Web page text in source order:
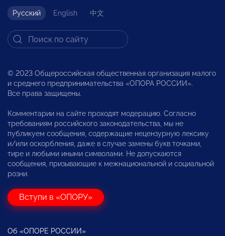
Русский English 中文
© 2023 Общероссийская общественная организация малого
и среднего предпринимательства «ОПОРА РОССИИ».
Все права защищены.
Комментарии на сайте проходят модерацию. Согласно
требованиям российского законодательства, мы не
публикуем сообщения, содержащие нецензурную лексику
и/или оскорбления, даже в случае замены букв точками,
тире и любыми иными символами. Не допускаются
сообщения, призывающие к межнациональной и социальной
розни.
Вступи в «ОПОРУ»
Об «ОПОРЕ РОССИИ»